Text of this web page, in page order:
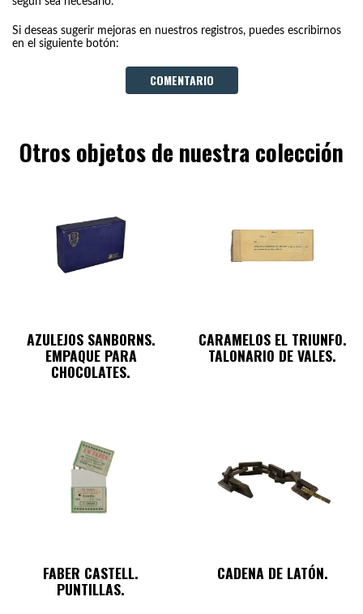
Si deseas sugerir mejoras en nuestros registros, puedes escribirnos
en el siguiente botón:
COMENTARIO
Otros objetos de nuestra colección
AZULEJOS SANBORNS.
EMPAQUE PARA
CHOCOLATES.
CARAMELOS EL TRIUNFO.
TALONARIO DE VALES.
FABER CASTELL.
PUNTILLAS.
CADENA DE LATÓN.